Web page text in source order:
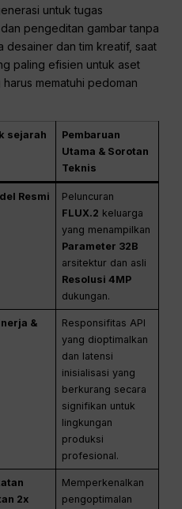
untuk tugas
pengeditan gambar tanpa
desainer dan tim kreatif, saat
paling efisien untuk aset
mematuhi pedoman
sejarah
Pembaruan
Utama & Sorotan
Teknis
Resmi
Peluncuran
FLUX.2 keluarga
yang menampilkan
Parameter 32B
arsitektur dan asli
Resolusi 4MP
dukungan.
&
Responsifitas API
yang dioptimalkan
dan latensi
inisialisasi yang
berkurang secara
signifikan untuk
lingkungan
produksi
profesional.
2x
Memperkenalkan
pengoptimalan